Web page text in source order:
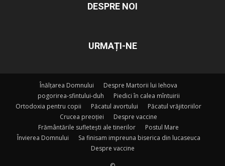
DESPRE NOI
URMAȚI-NE
Înălțarea Domnului
Despre Martorii lui Iehova
pogorirea-sfintului-duh
Piedici în calea mîntuirii
Ortodoxia pentru copii
Păcatul avortului
Păcatul vrăjitoriilor
Crucea preoției
Despre vaccine
Frământările sufletești ale tinerilor
Postul Mare
Învierea Domnului
Sa finisam impreuna biserica din lucaseuca
Despre vaccine